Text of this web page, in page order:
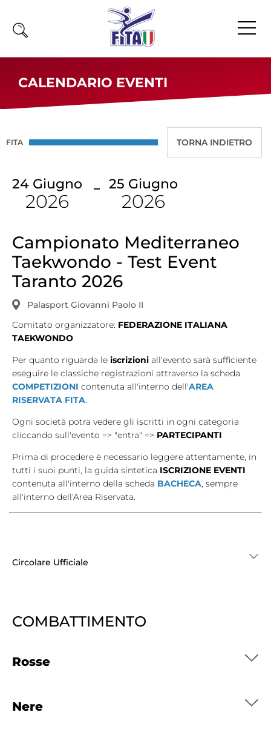
News
Atleti
Atleti Combattimento
Atleti Parataekwondo
Competizioni
Tesseramento
Licenze WT
Formazione
Amministrazione
Salute
Links
Mappa del sito
Photogallery
Videogallery
Cerca
Fita HUB
CALENDARIO EVENTI
FITA
24 Giugno
2026
25 Giugno
2026
Campionato Mediterraneo
Taekwondo - Test Event
Taranto 2026
Palasport Giovanni Paolo II
Comitato organizzatore: FEDERAZIONE ITALIANA
TAEKWONDO
Per quanto riguarda le iscrizioni all'evento sarà sufficiente
eseguire le classiche registrazioni attraverso la scheda
COMPETIZIONI contenuta all'interno dell'AREA
RISERVATA FITA.
Ogni società potra vedere gli iscritti in ogni categoria
cliccando sull'evento => "entra" => PARTECIPANTI
Prima di procedere è necessario leggere attentamente, in
tutti i suoi punti, la guida sintetica ISCRIZIONE EVENTI
contenuta all'interno della scheda BACHECA, sempre
all'interno dell'Area Riservata.
Circolare Ufficiale
COMBATTIMENTO
Rosse
Nere